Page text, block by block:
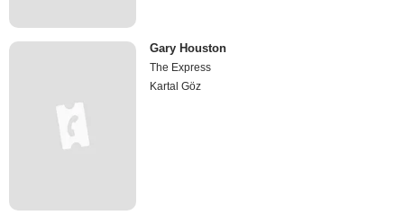
Gary Houston
The Express
Kartal Göz